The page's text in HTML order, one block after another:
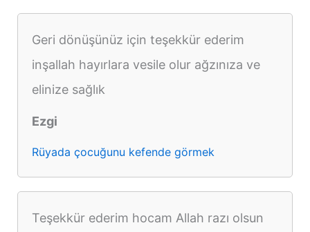
Geri dönüşünüz için teşekkür ederim
inşallah hayırlara vesile olur ağzınıza ve
elinize sağlık
Ezgi
Rüyada çocuğunu kefende görmek
Teşekkür ederim hocam Allah razı olsun